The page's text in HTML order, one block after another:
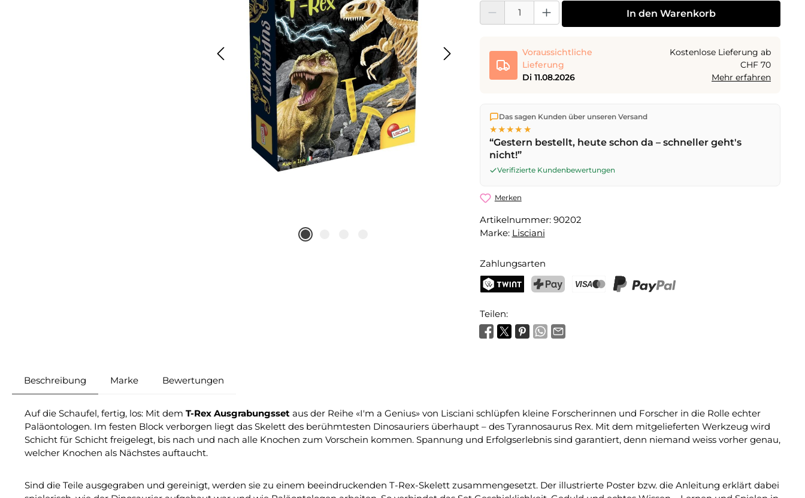
Produkt Anzahl: Gib den gewünschten Wert ein oder benutze die Schaltflächen um die
In den Warenkorb
Voraussichtliche
Lieferung
Di 11.08.2026
Kostenlose Lieferung ab
CHF 70
Mehr erfahren
Wir versenden direkt aus unserem Lager in Kriens. Ab
die Lieferung kostenlos. Bestellungen bis
noch am selben Tag versendet – Zustellung am
Werktagmit der Schweizerischen Post.
Das sagen Kunden über unseren Versand
★★★★★
“Gestern bestellt, heute schon da – schneller geht's
nicht!”
Verifizierte Kundenbewertungen
Merken
Artikelnummer: 90202
Marke: Lisciani
Zahlungsarten
Teilen:
Beschreibung Marke Bewertungen
Auf die Schaufel, fertig, los: Mit dem T-Rex Ausgrabungsset aus der Reihe «I'm a Genius» von Lisciani schlüpfen kleine Forscherinnen und Forscher in die Rolle echter
Paläontologen. Im festen Block verborgen liegt das Skelett des berühmtesten Dinosauriers überhaupt – des Tyrannosaurus Rex. Mit dem mitgelieferten Werkzeug wird
Schicht für Schicht freigelegt, bis nach und nach alle Knochen zum Vorschein kommen. Spannung und Erfolgserlebnis sind garantiert, denn niemand weiss vorher genau,
welcher Knochen als Nächstes auftaucht.
Sind die Teile ausgegraben und gereinigt, werden sie zu einem beeindruckenden T-Rex-Skelett zusammengesetzt. Der illustrierte Poster bzw. die Anleitung erklärt dabei